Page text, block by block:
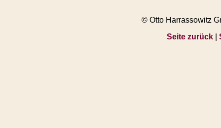
© Otto Harrassowitz
Seite zurück|